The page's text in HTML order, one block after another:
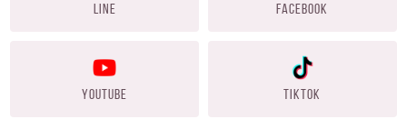
LINE FACEBOOK
YOUTUBE TIKTOK